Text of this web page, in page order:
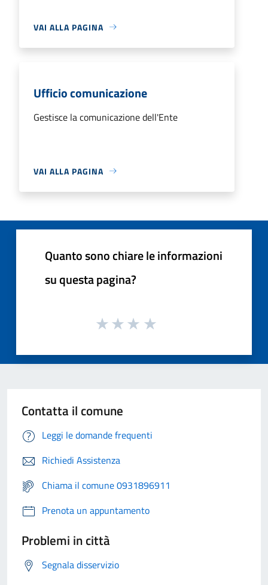
VAI ALLA PAGINA
Ufficio comunicazione
Gestisce la comunicazione dell'Ente
VAI ALLA PAGINA
Quanto sono chiare le informazioni
su questa pagina?
Contatta il comune
Leggi le domande frequenti
Richiedi Assistenza
Chiama il comune 0931896911
Prenota un appuntamento
Problemi in città
Segnala disservizio